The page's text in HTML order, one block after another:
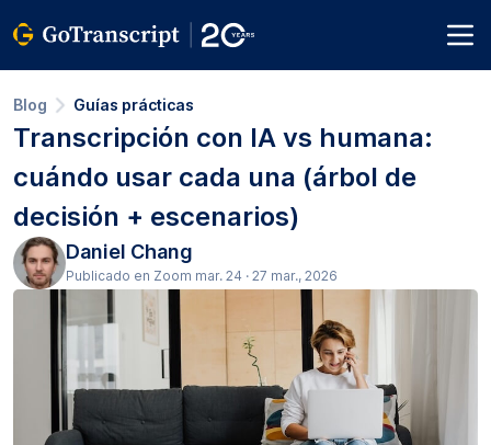
Blog Guías prácticas
Transcripción con IA vs humana:
cuándo usar cada una (árbol de
decisión + escenarios)
Daniel Chang
Publicado en Zoom mar. 24 · 27 mar., 2026